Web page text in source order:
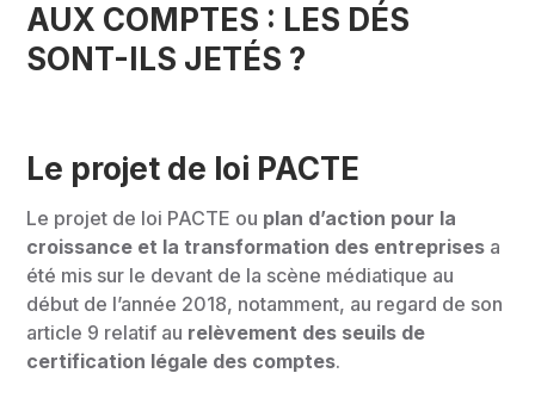
AUX COMPTES : LES DÉS
SONT-ILS JETÉS ?
Le projet de loi PACTE
Le projet de loi PACTE ou plan d’action pour la
croissance et la transformation des entreprises a
été mis sur le devant de la scène médiatique au
début de l’année 2018, notamment, au regard de son
article 9 relatif au relèvement des seuils de
certification légale des comptes.